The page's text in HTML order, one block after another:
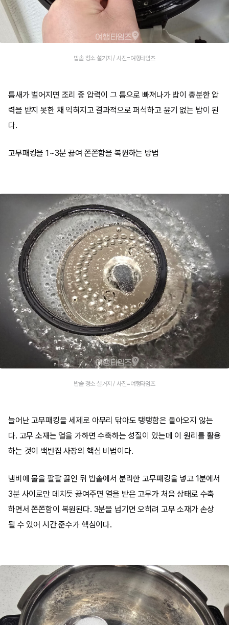
밥솥 청소 설거지 / 사진=여행타임즈
틈새가 벌어지면 조리 중 압력이 그 틈으로 빠져나가 밥이 충분한 압
력을 받지 못한 채 익혀지고 결과적으로 퍼석하고 윤기 없는 밥이 된
다.
고무패킹을 1~3분 끓여 쫀쫀함을 복원하는 방법
밥솥 청소 설거지 / 사진=여행타임즈
늘어난 고무패킹을 세제로 아무리 닦아도 탱탱함은 돌아오지 않는
다. 고무 소재는 열을 가하면 수축하는 성질이 있는데 이 원리를 활용
하는 것이 백반집 사장의 핵심 비법이다.
냄비에 물을 팔팔 끓인 뒤 밥솥에서 분리한 고무패킹을 넣고 1분에서
3분 사이로만 데치듯 끓여주면 열을 받은 고무가 처음 상태로 수축
하면서 쫀쫀함이 복원된다. 3분을 넘기면 오히려 고무 소재가 손상
될 수 있어 시간 준수가 핵심이다.